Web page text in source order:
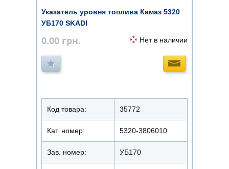
Указатель уровня топлива Камаз 5320
УБ170 SKADI
0.00 грн. Нет в наличии
Код товара: 35772
Кат. номер: 5320-3806010
Зав. номер: УБ170